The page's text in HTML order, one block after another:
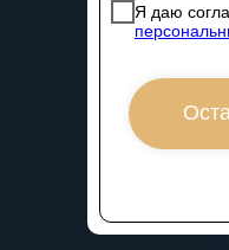
Я даю